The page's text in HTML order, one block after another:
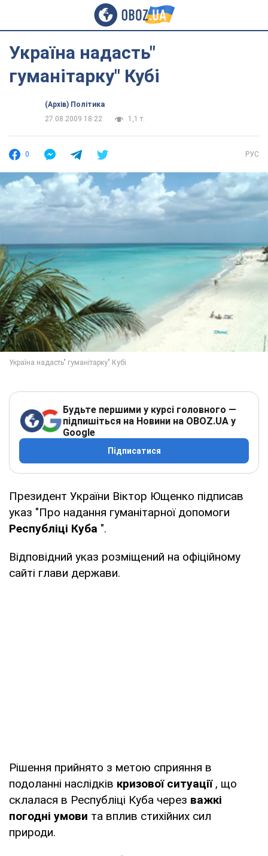
Україна надасть"
гуманітарку" Кубі
(Архів) Політика
27.08.2009 18:22
1,1 т.
0 РУС
Будьте першими у курсі головного —
підпишіться на Новини на OBOZ.UA у
Google
Підписатися
Президент України Віктор Ющенко підписав
указ "Про надання гуманітарної допомоги
Республіці Куба ".
Відповідний указ розміщений на офіційному
сайті глави держави.
Рішення прийнято з метою сприяння в
подоланні наслідків кризової ситуації, що
склалася в Республіці Куба через важкі
погодні умови та вплив стихійних сил
природи.